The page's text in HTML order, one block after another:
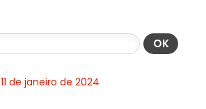
OK
11 de janeiro de 2024